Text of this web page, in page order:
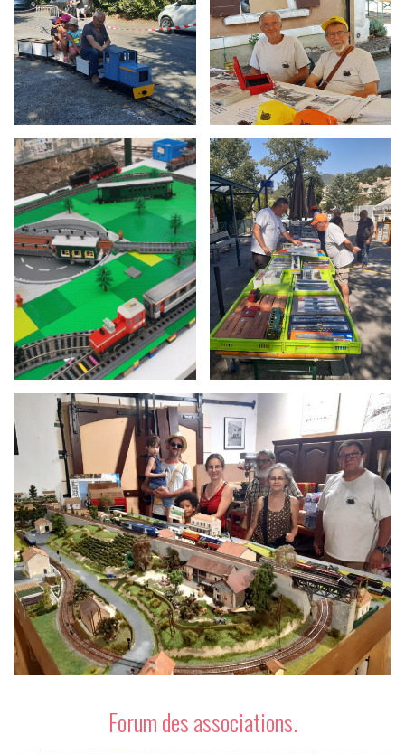
Forum des associations.